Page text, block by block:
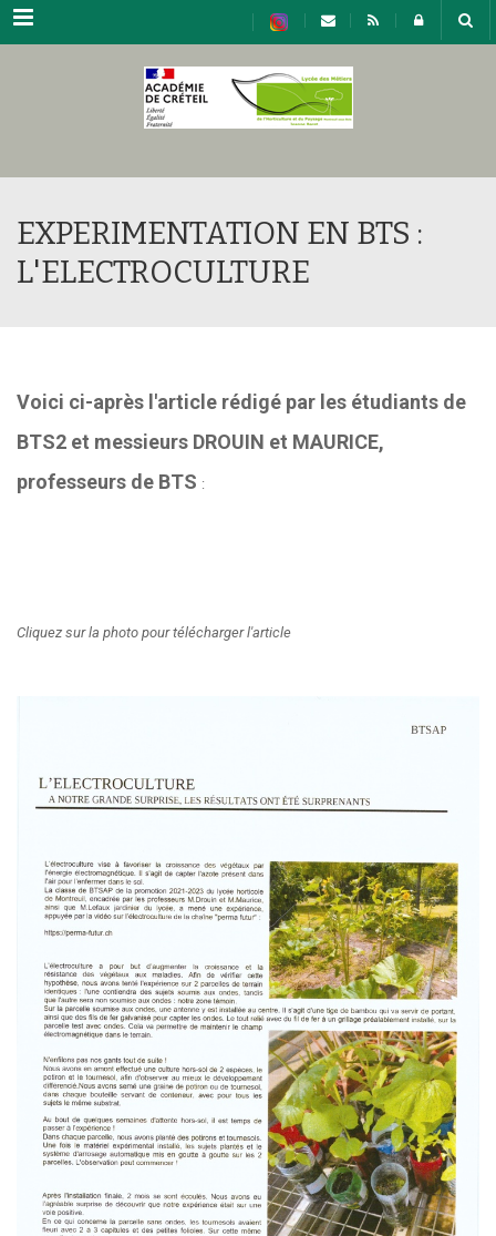
Menu
EXPERIMENTATION EN BTS :
L'ELECTROCULTURE
Voici ci-après l'article rédigé par les étudiants de
BTS2 et messieurs DROUIN et MAURICE,
professeurs de BTS :
Cliquez sur la photo pour télécharger l'article